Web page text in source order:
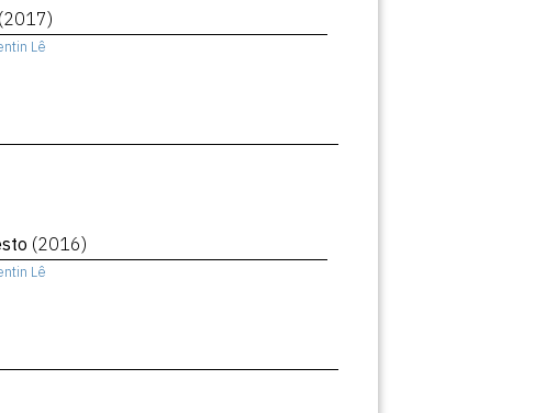
(2017)
Lê
(2016)
Lê